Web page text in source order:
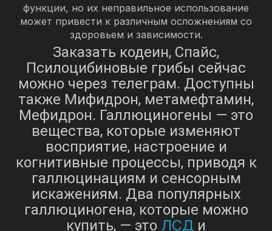
функции, но их неправильное использование
может привести к различным осложнениям со
здоровьем и зависимости.
Заказать кодеин, Спайс,
Псилоцибиновые грибы сейчас
можно через телеграм. Доступны
также Мифидрон, метамефтамин,
Мефидрон. Галлюциногены — это
вещества, которые изменяют
восприятие, настроение и
когнитивные процессы, приводя к
галлюцинациям и сенсорным
искажениям. Два популярных
галлюциногена, которые можно
купить, — это ЛСД и